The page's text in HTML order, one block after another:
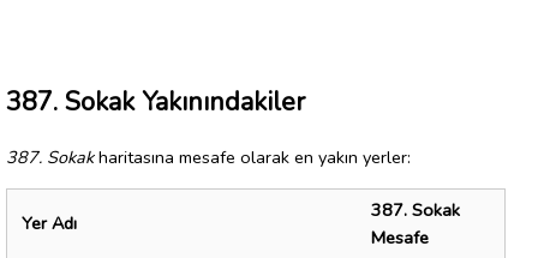
387. Sokak Yakınındakiler
387. Sokakharitasına mesafe olarak en yakın yerler:
Yer Adı
387. Sokak
Mesafe